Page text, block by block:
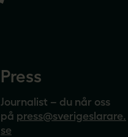
Press
Journalist – du når oss
på press@sverigeslarare.
se